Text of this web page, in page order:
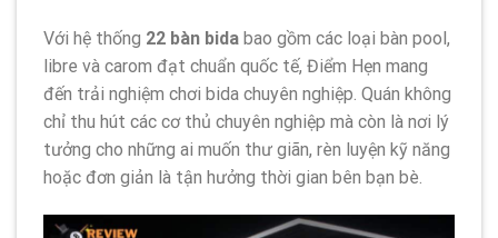
Với hệ thống 22 bàn bida bao gồm các loại bàn pool,
libre và carom đạt chuẩn quốc tế, Điểm Hẹn mang
đến trải nghiệm chơi bida chuyên nghiệp. Quán không
chỉ thu hút các cơ thủ chuyên nghiệp mà còn là nơi lý
tưởng cho những ai muốn thư giãn, rèn luyện kỹ năng
hoặc đơn giản là tận hưởng thời gian bên bạn bè.